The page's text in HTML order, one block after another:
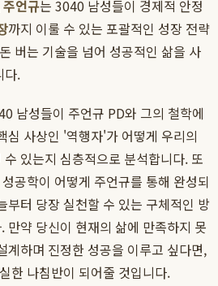
주언규는 3040 남성들이 경제적 안정
까지 이룰 수 있는 포괄적인 성장 전략
버는 기술을 넘어 성공적인 삶을 사
다.
남성들이 주언규 PD와 그의 철학에
심 사상인 '역행자'가 어떻게 우리의
있는지 심층적으로 분석합니다. 또
공학이 어떻게 주언규를 통해 완성되
부터 당장 실천할 수 있는 구체적인 방
만약 당신이 현재의 삶에 만족하지 못
계하며 진정한 성공을 이루고 싶다면,
한 나침반이 되어줄 것입니다.